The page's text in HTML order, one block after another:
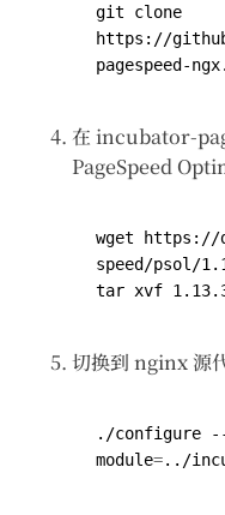
git clone
https://
在 incubator-
PageSpeed
wget https://
切换到 nginx 源
./configure --
module=